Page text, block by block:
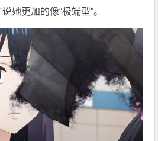
她更加的像“极端型”。